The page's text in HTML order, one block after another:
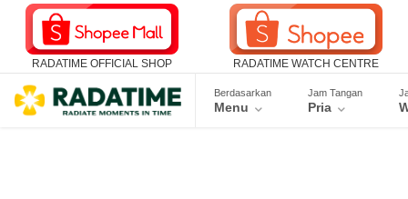
RADATIME OFFICIAL SHOP RADATIME WATCH CENTRE
Berdasarkan
Menu
Jam Tangan
Pria